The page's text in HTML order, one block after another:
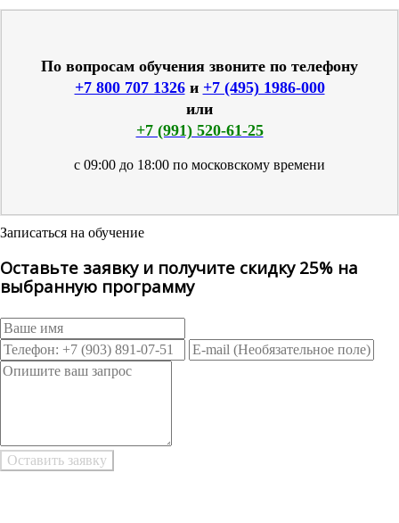
По вопросам обучения звоните по телефону
+7 800 707 1326и +7 (495) 1986-000
или
+7 (991) 520-61-25
с 09:00 до 18:00 по московскому времени
Записаться на обучение
Оставьте заявку и получите скидку 25% на
выбранную программу